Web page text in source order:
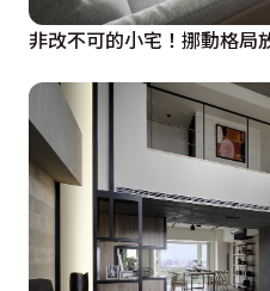
非改不可的小宅！挪動格